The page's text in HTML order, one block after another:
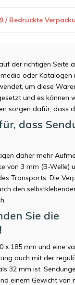
/ Bedruckte
der richtigen Seite
oder Katalogen
um diese
und es können
sorgen dafür, dass
dass
daher mehr
von 3 mm (B-Welle)
Transports. Die
den
Sie die
x 185 mm und eine
auch mit der
32 mm ist.
einem Gewicht von